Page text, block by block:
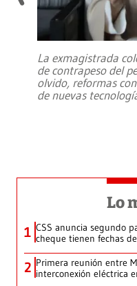
La exmagistrada
de contrapeso del
olvido, reformas
de nuevas
Lo
1 CSS anuncia segundo
cheque tienen fechas
2 Primera reunión entre
interconexión eléctrica